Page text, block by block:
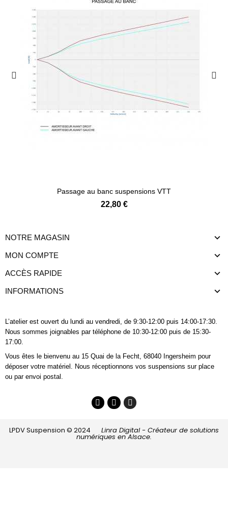
Passage au banc suspensions VTT
22,80 €
NOTRE MAGASIN
MON COMPTE
ACCÈS RAPIDE
INFORMATIONS
L’atelier est ouvert du lundi au vendredi, de 9:30-12:00 puis 14:00-17:30.
Nous sommes joignables par téléphone de 10:30-12:00 puis de 15:30-
17:00.
Vous êtes le bienvenu au 15 Quai de la Fecht, 68040 Ingersheim pour
déposer votre matériel. Nous réceptionnons vos suspensions sur place
ou par envoi postal.
LPDV Suspension © 2024 Linra Digital - Créateur de solutions
numériques en Alsace.